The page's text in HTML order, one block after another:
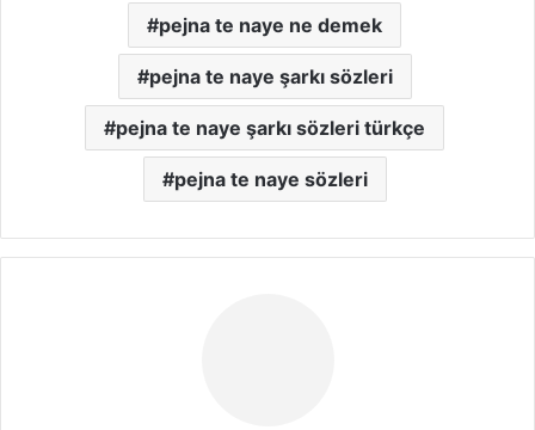
pejna te naye ne demek
pejna te naye şarkı sözleri
pejna te naye şarkı sözleri türkçe
pejna te naye sözleri